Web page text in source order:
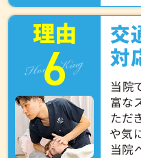
理由
6
Hone King
交
対
当院
富な
ただ
や気
当院